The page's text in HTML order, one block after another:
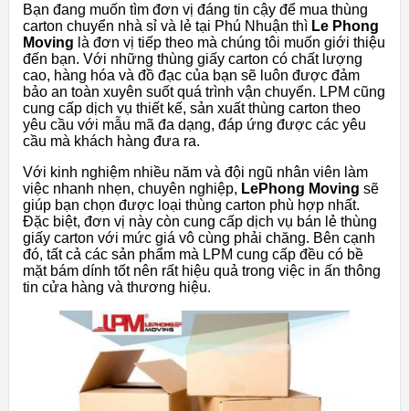
Bạn đang muốn tìm đơn vị đáng tin cậy để mua thùng
carton chuyển nhà sỉ và lẻ tại Phú Nhuận thì Le Phong
Moving là đơn vị tiếp theo mà chúng tôi muốn giới thiệu
đến bạn. Với những thùng giấy carton có chất lượng
cao, hàng hóa và đồ đạc của bạn sẽ luôn được đảm
bảo an toàn xuyên suốt quá trình vận chuyển. LPM cũng
cung cấp dịch vụ thiết kế, sản xuất thùng carton theo
yêu cầu với mẫu mã đa dạng, đáp ứng được các yêu
cầu mà khách hàng đưa ra.
Với kinh nghiệm nhiều năm và đội ngũ nhân viên làm
việc nhanh nhẹn, chuyên nghiệp, LePhong Moving sẽ
giúp bạn chọn được loại thùng carton phù hợp nhất.
Đặc biệt, đơn vị này còn cung cấp dịch vụ bán lẻ thùng
giấy carton với mức giá vô cùng phải chăng. Bên cạnh
đó, tất cả các sản phẩm mà LPM cung cấp đều có bề
mặt bám dính tốt nên rất hiệu quả trong việc in ấn thông
tin cửa hàng và thương hiệu.